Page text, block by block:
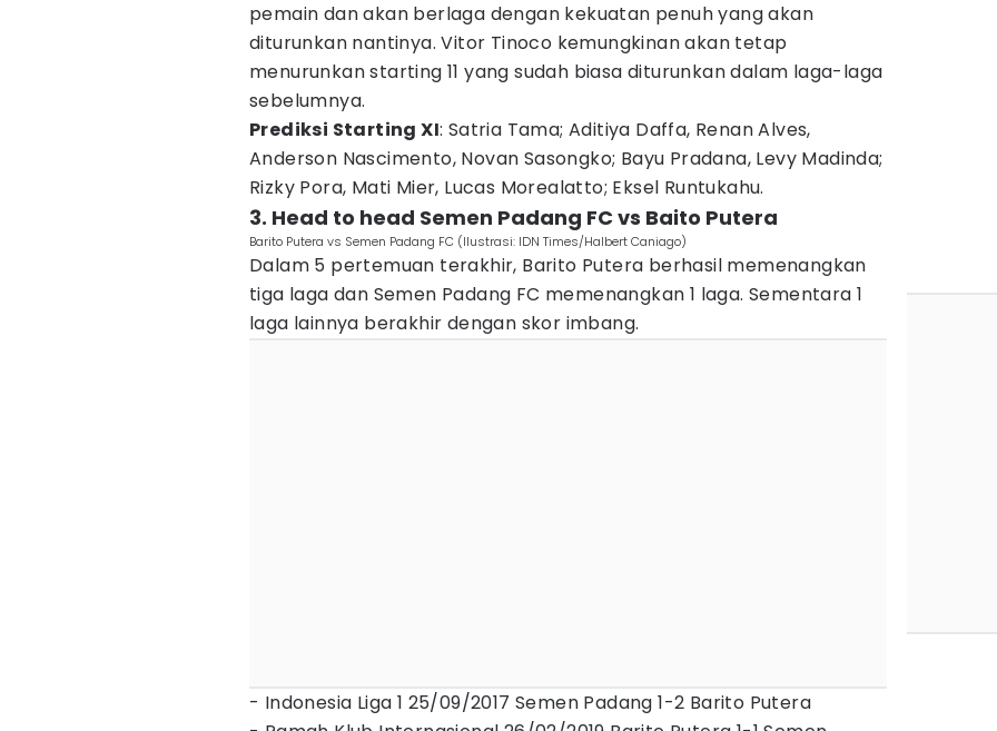
pemain dan akan berlaga dengan kekuatan penuh yang akan
diturunkan nantinya. Vitor Tinoco kemungkinan akan tetap
menurunkan starting 11 yang sudah biasa diturunkan dalam laga-laga
sebelumnya.
Prediksi Starting XI: Satria Tama; Aditiya Daffa, Renan Alves,
Anderson Nascimento, Novan Sasongko; Bayu Pradana, Levy Madinda;
Rizky Pora, Mati Mier, Lucas Morealatto; Eksel Runtukahu.
3. Head to head Semen Padang FC vs Baito Putera
Barito Putera vs Semen Padang FC (Ilustrasi: IDN Times/Halbert Caniago)
Dalam 5 pertemuan terakhir, Barito Putera berhasil memenangkan
tiga laga dan Semen Padang FC memenangkan 1 laga. Sementara 1
laga lainnya berakhir dengan skor imbang.
- Indonesia Liga 1 25/09/2017 Semen Padang 1-2 Barito Putera